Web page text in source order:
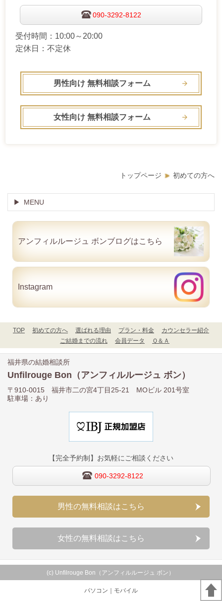
090-3292-8122
受付時間： 10:00～20:00
定休日： 不定休
男性向け 無料相談フォーム
女性向け 無料相談フォーム
トップページ 初めての方へ
MENU
アンフィルルージュ ボンブログはこちら
Instagram
TOP 初めての方へ 選ばれる理由 プラン・料金
カウンセラー紹介
ご結婚までの流れ
会員データ Ｑ＆Ａ
福井県の結婚相談所
Unfilrouge Bon （アンフィルルージュ ボン）
〒910-0015 福井市二の宮4丁目25‐21 MOビル 201号室
駐車場：あり
【完全予約制】お気軽にご相談ください
090-3292-8122
男性の無料相談はこちら
女性の無料相談はこちら
(c) Unfilrouge Bon（アンフィルルージュ ボン）
パソコン ｜モバイル